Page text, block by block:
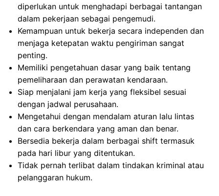
diperlukan untuk menghadapi berbagai tantangan
dalam pekerjaan sebagai pengemudi.
Kemampuan untuk bekerja secara independen dan
menjaga ketepatan waktu pengiriman sangat
penting.
Memiliki pengetahuan dasar yang baik tentang
pemeliharaan dan perawatan kendaraan.
Siap menjalani jam kerja yang fleksibel sesuai
dengan jadwal perusahaan.
Mengetahui dengan mendalam aturan lalu lintas
dan cara berkendara yang aman dan benar.
Bersedia bekerja dalam berbagai shift termasuk
pada hari libur yang ditentukan.
Tidak pernah terlibat dalam tindakan kriminal atau
pelanggaran hukum.